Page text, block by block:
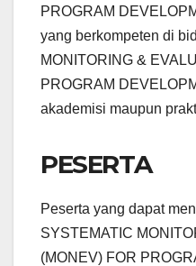
PROGRAM
yang berkompeten di
MONITORING &
PROGRAM
akademisi maupun
PESERTA
Peserta yang dapat
SYSTEMATIC
(MONEV) FOR